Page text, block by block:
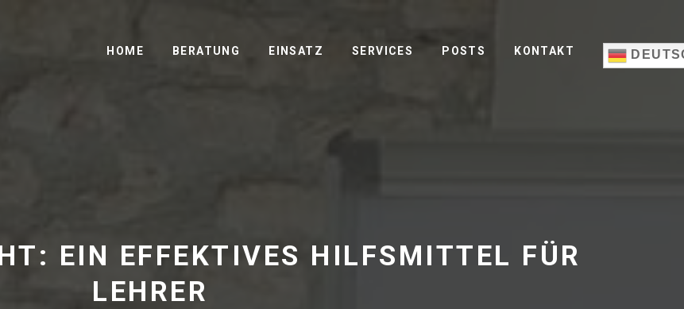
HOME BERATUNG EINSATZ SERVICES POSTS KONTAKT
EIN EFFEKTIVES HILFSMITTEL FÜR
LEHRER